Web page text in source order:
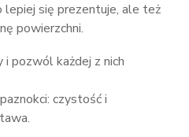
się prezentuje, ale też
powierzchni.
pozwól każdej z nich
czystość i